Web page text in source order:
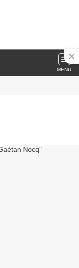
MENU